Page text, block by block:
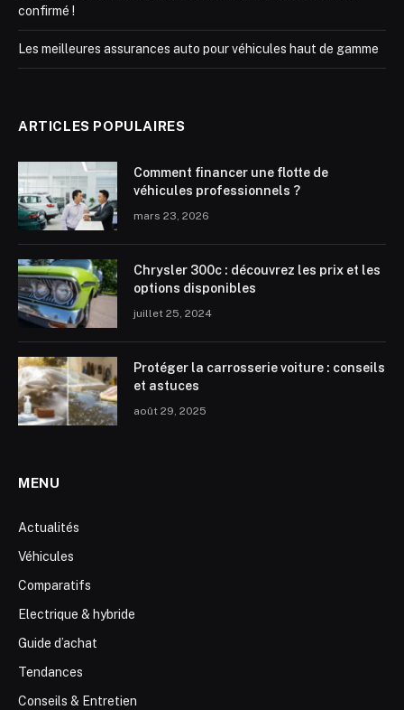
confirmé !
Les meilleures assurances auto pour véhicules haut de gamme
ARTICLES POPULAIRES
Comment financer une flotte de
véhicules professionnels ?
mars 23, 2026
Chrysler 300c : découvrez les prix et les
options disponibles
juillet 25, 2024
Protéger la carrosserie voiture : conseils
et astuces
août 29, 2025
MENU
Actualités
Véhicules
Comparatifs
Electrique & hybride
Guide d’achat
Tendances
Conseils & Entretien